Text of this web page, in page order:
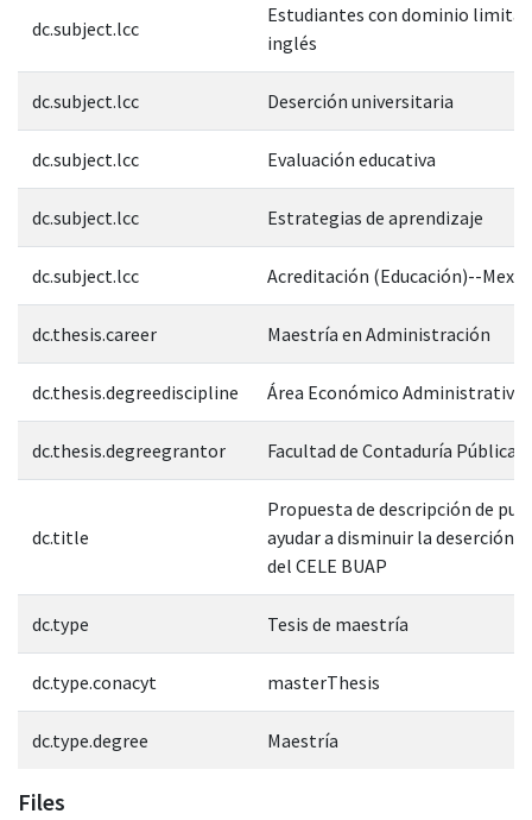
dc.subject.lcc
Estudiantes con dominio
inglés
dc.subject.lcc Deserción universitaria
dc.subject.lcc Evaluación educativa
dc.subject.lcc Estrategias de aprendizaje
dc.subject.lcc Acreditación (Educación)--
dc.thesis.career Maestría en Administración
dc.thesis.degreediscipline Área Económico Administrativa
dc.thesis.degreegrantor Facultad de Contaduría Pública
dc.title
Propuesta de descripción de
ayudar a disminuir la deserción
del CELE BUAP
dc.type Tesis de maestría
dc.type.conacyt masterThesis
dc.type.degree Maestría
Files